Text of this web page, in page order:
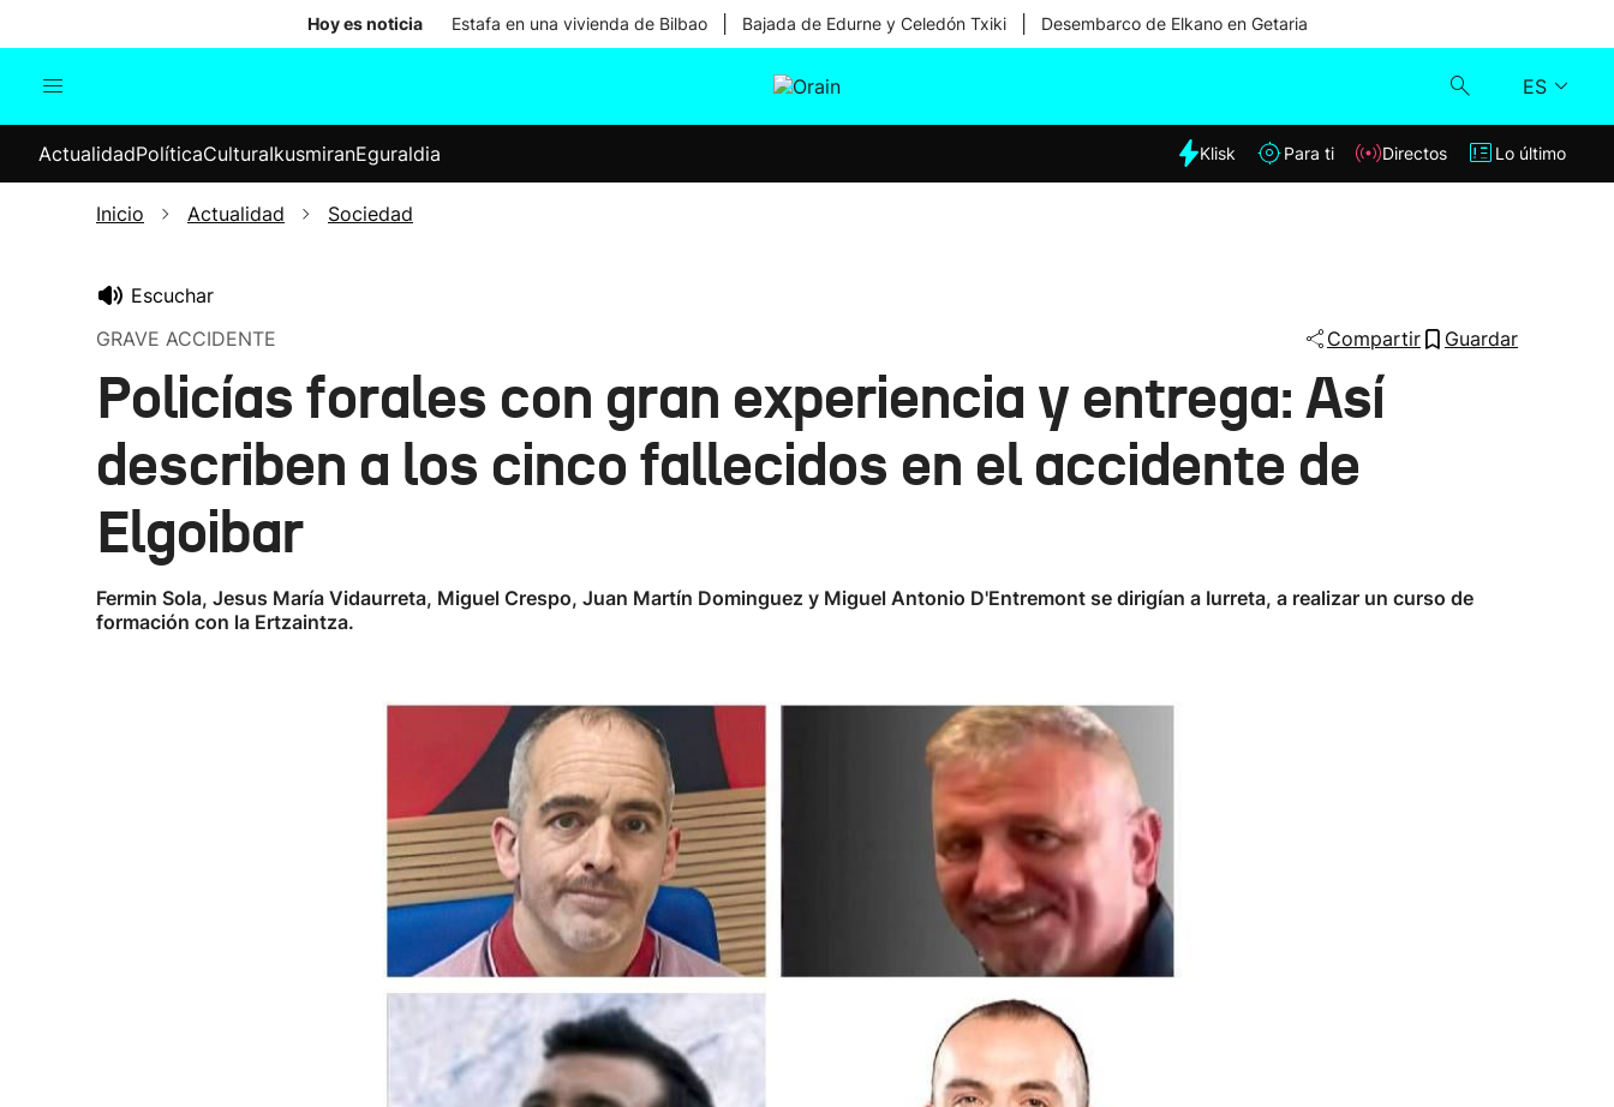
Hoy es noticia Estafa en una vivienda de Bilbao Bajada de Edurne y Celedón Txiki Desembarco de Elkano en Getaria
ES
Internacional
Elecciones
Klisk
ActualidadPolíticaCulturaIkusmiranEguraldia Klisk Para ti Directos Lo último
Inicio Actualidad Sociedad
Escuchar
GRAVE ACCIDENTE
Compartir Guardar
Policías forales con gran experiencia y entrega: Así
describen a los cinco fallecidos en el accidente de
Elgoibar
Fermin Sola, Jesus María Vidaurreta, Miguel Crespo, Juan Martín Dominguez y Miguel Antonio D'Entremont se dirigían a Iurreta, a realizar un curso de
formación con la Ertzaintza.